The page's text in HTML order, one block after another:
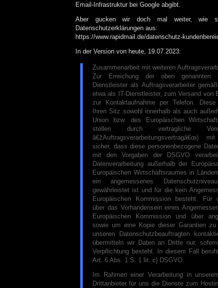
Email-Infrastruktur bei Google abgibt.
Aber gucken wir doch mal weiter, wie
Datenschutzerklärungen aus:
https://www.rapidmail.de/datenschutz-
In der Version von heute, 19.07.2023:
Zusammenarbeit mit weiteren
Zur Erreichung der oben genannten
Dienstleister als Auftragsverarbeiter
etwa als IT-Dienstleister, zum Versand von
zur Kontaktaufnahme per Telefon.
Ihren Sitz sowohl innerhalb als auch
Union bzw. des Europäischen
stellen durch vertragliche
â€žAuftragsverarbeitungsvertragâ€œ)
sicher, dass diese personenbezogene
mit den Vorgaben der DSGVO
Datenverarbeitung außerhalb der
Europäischen Wirtschaftsraumes in
ein angemessenes
gewährleistet ist und für die kein
Europäischen Kommission besteht. Für
über das Vorhandensein eines
Europäischen Kommission und über
sowie um eine Kopie dieser Garantien
unseren Datenschutzbeauftragten
übermitteln wir Daten an Dritte nur,
Verpflichtung besteht. In diesem Fall
Art. 6 Abs. 1 S. 1 lit. c) DSGVO.
Im Rahmen einer Verarbeitung in
Drittanbieter für uns die Dienste zum